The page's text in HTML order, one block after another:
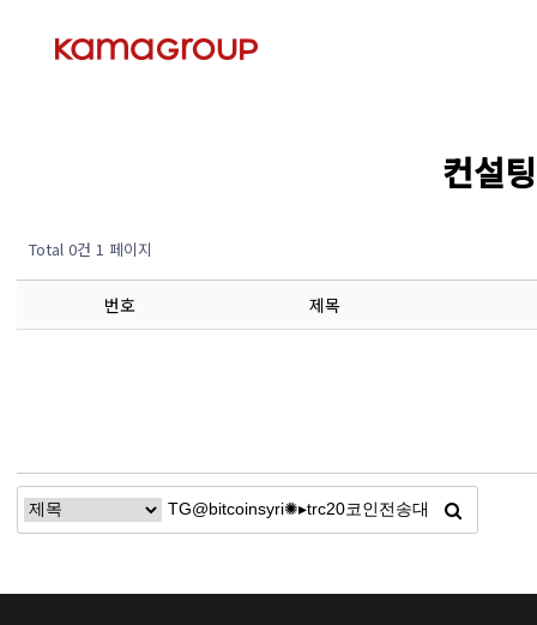
컨설
Total 0건 1 페이지
번호 제목